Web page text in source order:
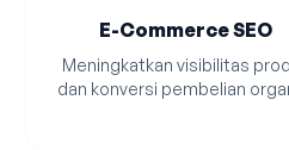
E-Commerce SEO
Meningkatkan visibilitas
dan konversi pembelian